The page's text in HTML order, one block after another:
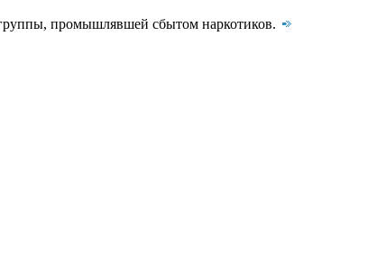
промышлявшей сбытом наркотиков.